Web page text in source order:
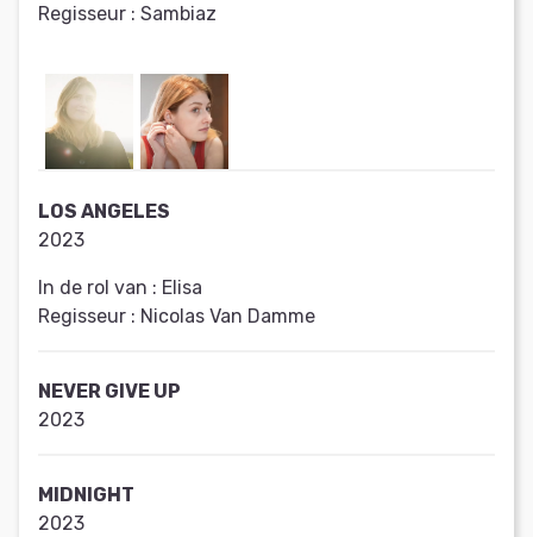
Regisseur : Sambiaz
LOS ANGELES
2023
In de rol van : Elisa
Regisseur : Nicolas Van Damme
NEVER GIVE UP
2023
MIDNIGHT
2023